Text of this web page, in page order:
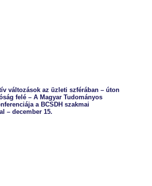
változások az üzleti szférában – úton
felé – A Magyar Tudományos
a BCSDH szakmai
– december 15.